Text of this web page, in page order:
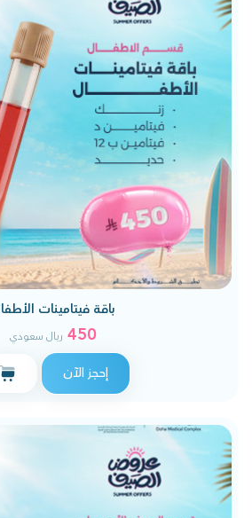
باقة فيتامينات
450 ريال سعودي
إحجز الآن